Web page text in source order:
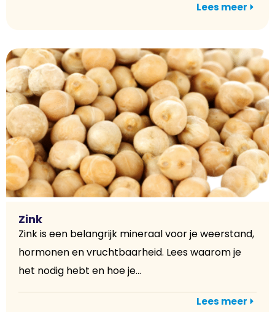
Lees meer
Zink
Zink is een belangrijk mineraal voor je weerstand,
hormonen en vruchtbaarheid. Lees waarom je
het nodig hebt en hoe je...
Lees meer